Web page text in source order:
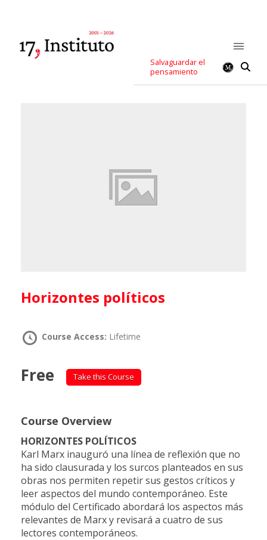
Salvaguardar el
pensamiento
Horizontes políticos
Course Access: Lifetime
Free Take this Course
Course Overview
HORIZONTES POLÍTICOS
Karl Marx inauguró una línea de reflexión que no
ha sido clausurada y los surcos planteados en sus
obras nos permiten repetir sus gestos críticos y
leer aspectos del mundo contemporáneo. Este
módulo del Certificado abordará los aspectos más
relevantes de Marx y revisará a cuatro de sus
lectores contemporáneos.